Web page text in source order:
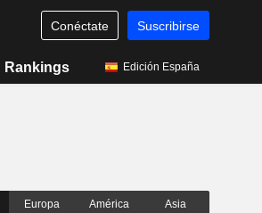
Conéctate Suscribirse
Rankings Edición España
Europa América Asia